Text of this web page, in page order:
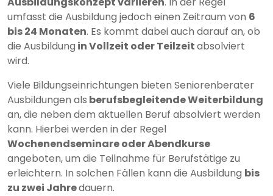
umfasst die Ausbildung jedoch einen Zeitraum von 6
bis 24 Monaten. Es kommt dabei auch darauf an, ob
die Ausbildung in Vollzeit oder Teilzeitabsolviert
wird.
Viele Bildungseinrichtungen bieten Seniorenberater
Ausbildungen als berufsbegleitende Weiterbildung
an, die neben dem aktuellen Beruf absolviert werden
kann. Hierbei werden in der Regel
Wochenendseminare oder Abendkurse
angeboten, um die Teilnahme für Berufstätige zu
erleichtern. In solchen Fällen kann die Ausbildung bis
zu zwei Jahredauern.